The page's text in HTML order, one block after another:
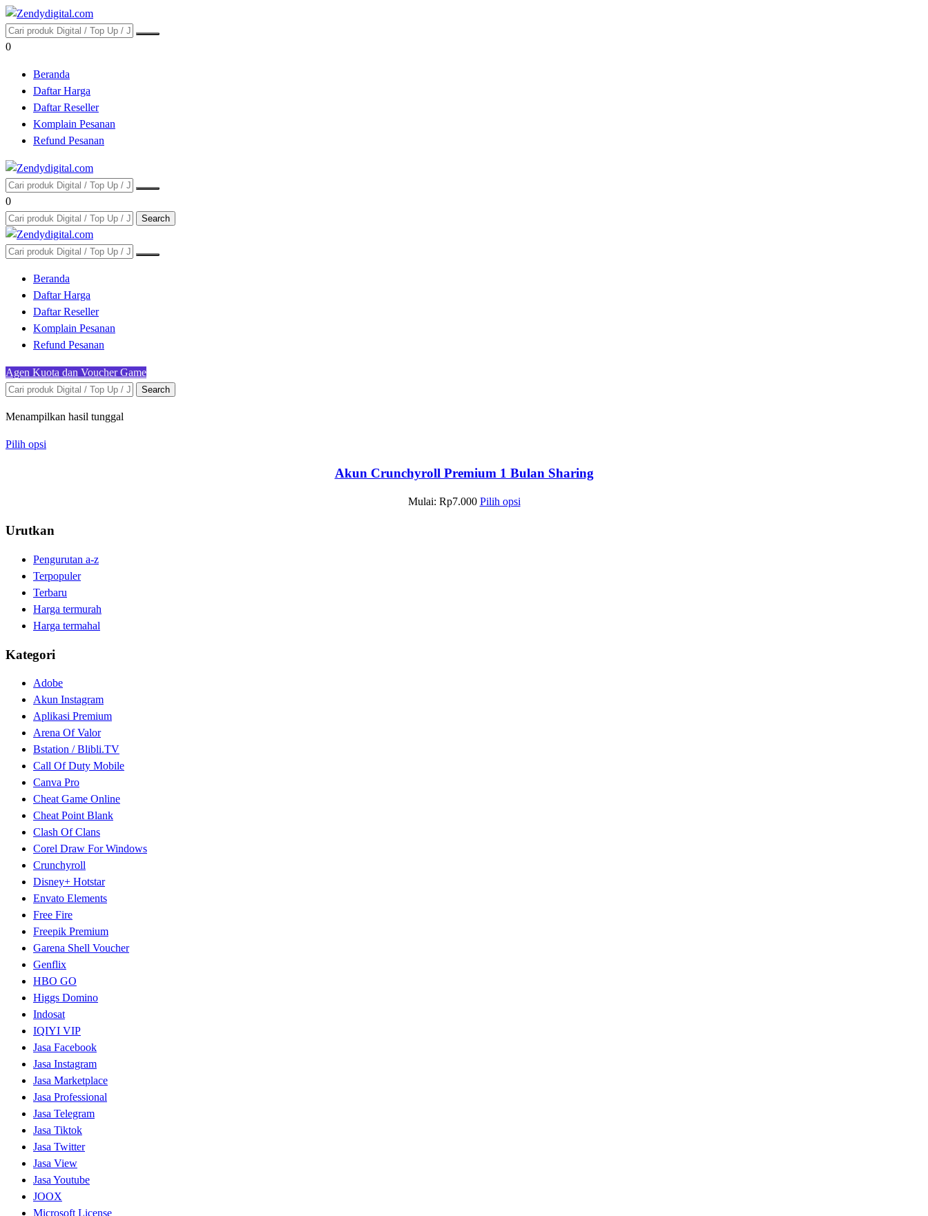
0
Beranda
Daftar Harga
Daftar Reseller
Komplain Pesanan
Refund Pesanan
0
Search
Beranda
Daftar Harga
Daftar Reseller
Komplain Pesanan
Refund Pesanan
Agen Kuota dan Voucher Game
Search
Menampilkan hasil tunggal
Pilih opsi
Akun Crunchyroll Premium 1 Bulan Sharing
Mulai: Rp7.000 Pilih opsi
Urutkan
Pengurutan a-z
Terpopuler
Terbaru
Harga termurah
Harga termahal
Kategori
Adobe
Akun Instagram
Aplikasi Premium
Arena Of Valor
Bstation / Blibli.TV
Call Of Duty Mobile
Canva Pro
Cheat Game Online
Cheat Point Blank
Clash Of Clans
Corel Draw For Windows
Crunchyroll
Disney+ Hotstar
Envato Elements
Free Fire
Freepik Premium
Garena Shell Voucher
Genflix
HBO GO
Higgs Domino
Indosat
IQIYI VIP
Jasa Facebook
Jasa Instagram
Jasa Marketplace
Jasa Professional
Jasa Telegram
Jasa Tiktok
Jasa Twitter
Jasa View
Jasa Youtube
JOOX
Microsoft License